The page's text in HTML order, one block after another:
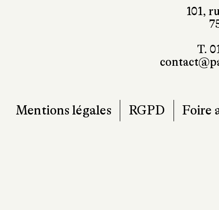
101,
T.
Mentions légales RGPD Foire